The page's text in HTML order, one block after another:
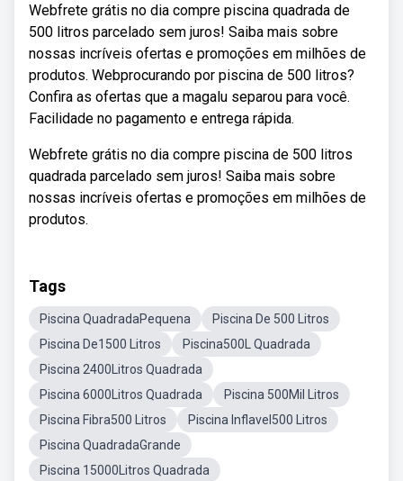
Webfrete grátis no dia compre piscina quadrada de
500 litros parcelado sem juros! Saiba mais sobre
nossas incríveis ofertas e promoções em milhões de
produtos. Webprocurando por piscina de 500 litros?
Confira as ofertas que a magalu separou para você.
Facilidade no pagamento e entrega rápida.
Webfrete grátis no dia compre piscina de 500 litros
quadrada parcelado sem juros! Saiba mais sobre
nossas incríveis ofertas e promoções em milhões de
produtos.
Tags
Piscina QuadradaPequena
Piscina De 500 Litros
Piscina De1500 Litros
Piscina500L Quadrada
Piscina 2400Litros Quadrada
Piscina 6000Litros Quadrada
Piscina 500Mil Litros
Piscina Fibra500 Litros
Piscina Inflavel500 Litros
Piscina QuadradaGrande
Piscina 15000Litros Quadrada